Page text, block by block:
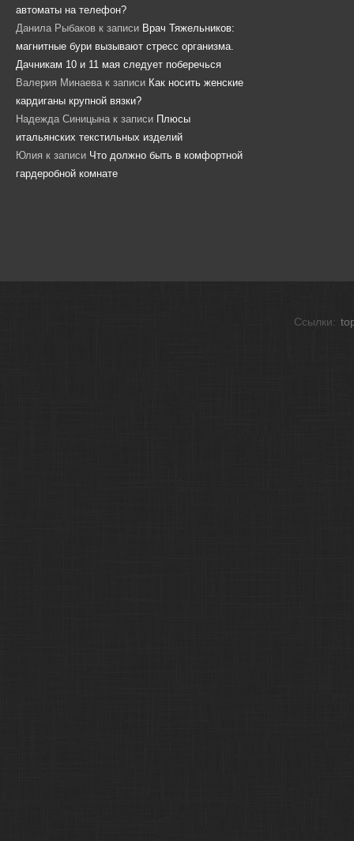
автоматы на телефон?
Данила Рыбаков к записи Врач Тяжельников:
магнитные бури вызывают стресс организма.
Дачникам 10 и 11 мая следует поберечься
Валерия Минаева к записи Как носить женские
кардиганы крупной вязки?
Надежда Синицына к записи Плюсы
итальянских текстильных изделий
Юлия к записи Что должно быть в комфортной
гардеробной комнате
Ссылки: